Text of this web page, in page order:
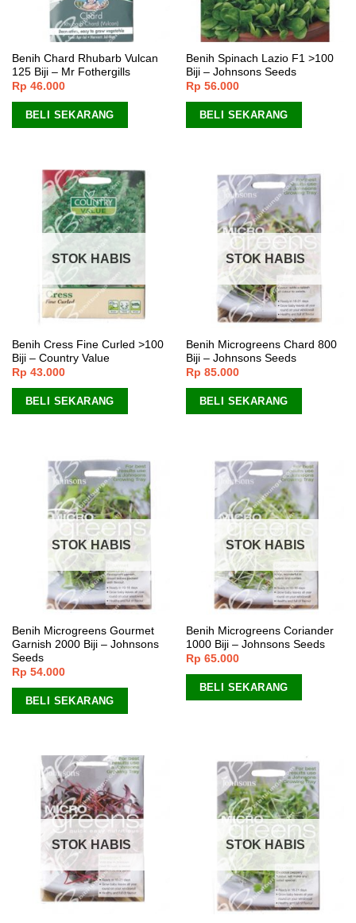
Benih Chard Rhubarb Vulcan
125 Biji – Mr Fothergills
Rp 46.000
BELI SEKARANG
Benih Spinach Lazio F1 >100
Biji – Johnsons Seeds
Rp 56.000
BELI SEKARANG
STOK HABIS
Benih Cress Fine Curled >100
Biji – Country Value
Rp 43.000
BELI SEKARANG
STOK HABIS
Benih Microgreens Chard 800
Biji – Johnsons Seeds
Rp 85.000
BELI SEKARANG
STOK HABIS
Benih Microgreens Gourmet
Garnish 2000 Biji – Johnsons
Seeds
Rp 54.000
BELI SEKARANG
STOK HABIS
Benih Microgreens Coriander
1000 Biji – Johnsons Seeds
Rp 65.000
BELI SEKARANG
STOK HABIS STOK HABIS